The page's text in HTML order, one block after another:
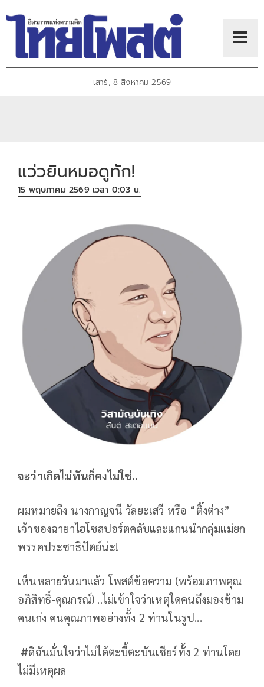
เสาร์, 8 สิงหาคม 2569
แว่วยินหมอดูทัก!
15 พฤษภาคม 2569 เวลา 0:03 น.
จะว่าเกิดไม่ทันก็คงไม่ใช่..
ผมหมายถึง นางกาญจนี วัลยะเสวี หรือ “ติ๊งต่าง”
เจ้าของฉายาไฮโซสปอร์ตคลับและแกนนำกลุ่มแม่ยก
พรรคประชาธิปัตย์น่ะ!
เห็นหลายวันมาแล้ว โพสต์ข้อความ (พร้อมภาพคุณ
อภิสิทธิ์-คุณกรณ์) ..ไม่เข้าใจว่าเหตุใดคนถึงมองข้าม
คนเก่ง คนคุณภาพอย่างทั้ง 2 ท่านในรูป...
#ดิฉันมั่นใจว่าไม่ได้ตะบี้ตะบันเชียร์ทั้ง 2 ท่านโดย
ไม่มีเหตุผล